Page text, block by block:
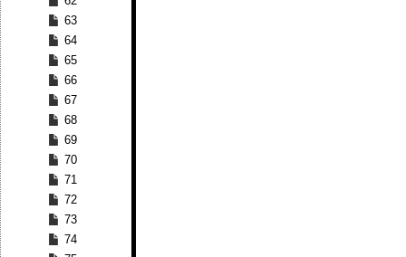
63
64
65
66
67
68
69
70
71
72
73
74